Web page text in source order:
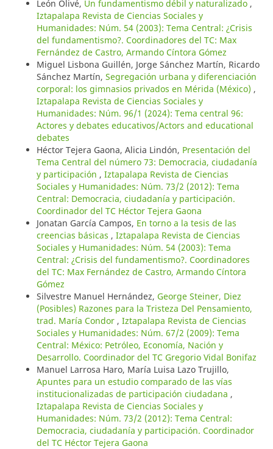
León Olivé, Un fundamentismo débil y naturalizado ,
Iztapalapa Revista de Ciencias Sociales y
Humanidades: Núm. 54 (2003): Tema Central: ¿Crisis
del fundamentismo?. Coordinadores del TC: Max
Fernández de Castro, Armando Cíntora Gómez
Miguel Lisbona Guillén, Jorge Sánchez Martín, Ricardo
Sánchez Martín, Segregación urbana y diferenciación
corporal: los gimnasios privados en Mérida (México) ,
Iztapalapa Revista de Ciencias Sociales y
Humanidades: Núm. 96/1 (2024): Tema central 96:
Actores y debates educativos/Actors and educational
debates
Héctor Tejera Gaona, Alicia Lindón, Presentación del
Tema Central del número 73: Democracia, ciudadanía
y participación , Iztapalapa Revista de Ciencias
Sociales y Humanidades: Núm. 73/2 (2012): Tema
Central: Democracia, ciudadanía y participación.
Coordinador del TC Héctor Tejera Gaona
Jonatan García Campos, En torno a la tesis de las
creencias básicas , Iztapalapa Revista de Ciencias
Sociales y Humanidades: Núm. 54 (2003): Tema
Central: ¿Crisis del fundamentismo?. Coordinadores
del TC: Max Fernández de Castro, Armando Cíntora
Gómez
Silvestre Manuel Hernández, George Steiner, Diez
(Posibles) Razones para la Tristeza Del Pensamiento,
trad. María Condor , Iztapalapa Revista de Ciencias
Sociales y Humanidades: Núm. 67/2 (2009): Tema
Central: México: Petróleo, Economía, Nación y
Desarrollo. Coordinador del TC Gregorio Vidal Bonifaz
Manuel Larrosa Haro, María Luisa Lazo Trujillo,
Apuntes para un estudio comparado de las vías
institucionalizadas de participación ciudadana ,
Iztapalapa Revista de Ciencias Sociales y
Humanidades: Núm. 73/2 (2012): Tema Central:
Democracia, ciudadanía y participación. Coordinador
del TC Héctor Tejera Gaona